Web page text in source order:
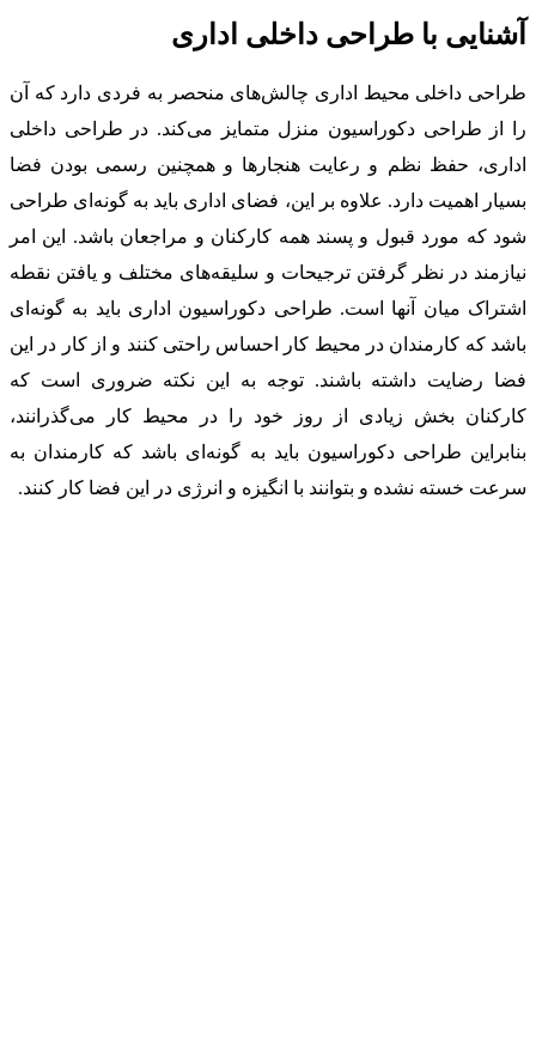
آشنایی با طراحی داخلی اداری
طراحی داخلی محیط اداری چالش‌های منحصر به فردی دارد که آن
را از طراحی دکوراسیون منزل متمایز می‌کند. در طراحی داخلی
اداری، حفظ نظم و رعایت هنجارها و همچنین رسمی بودن فضا
بسیار اهمیت دارد. علاوه بر این، فضای اداری باید به گونه‌ای طراحی
شود که مورد قبول و پسند همه کارکنان و مراجعان باشد. این امر
نیازمند در نظر گرفتن ترجیحات و سلیقه‌های مختلف و یافتن نقطه
اشتراک میان آنها است. طراحی دکوراسیون اداری باید به گونه‌ای
باشد که کارمندان در محیط کار احساس راحتی کنند و از کار در این
فضا رضایت داشته باشند. توجه به این نکته ضروری است که
کارکنان بخش زیادی از روز خود را در محیط کار می‌گذرانند،
بنابراین طراحی دکوراسیون باید به گونه‌ای باشد که کارمندان به
سرعت خسته نشده و بتوانند با انگیزه و انرژی در این فضا کار کنند.